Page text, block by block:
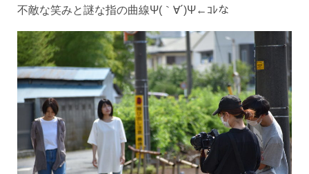
不敵な笑みと謎な指の曲線Ψ(｀∀´)Ψ←ｺﾚな